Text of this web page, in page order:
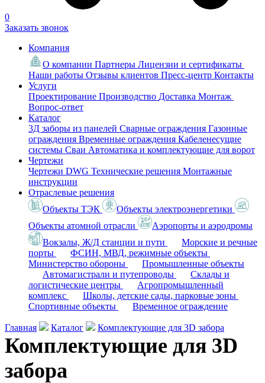
0
Заказать звонок
Компания
О компании Партнеры Лицензии и сертификаты
Наши работы Отзывы клиентов Пресс-центр Контакты
Услуги
Проектирование Производство Доставка Монтаж
Вопрос-ответ
Каталог
3Д заборы из панелей Сварные ограждения Газонные
ограждения Временные ограждения Кабеленесущие
системы Cваи Автоматика и комплектующие для ворот
Чертежи
Чертежи DWG Технические решения Монтажные
инструкции
Отраслевые решения
Объекты ТЭК
Объекты электроэнергетики
Объекты атомной отрасли
Аэропорты и аэродромы
Вокзалы, Ж/Д станции и пути
Морские и речные
порты
ФСИН, МВД, режимные объекты
Министерство обороны
Промышленные объекты
Автомагистрали и путепроводы
Склады и
логистические центры
Агропромышленный
комплекс
Школы, детские сады, парковые зоны
Спортивные объекты
Временное ограждение
Главная Каталог Комплектующие для 3D забора
Комплектующие для 3D
забора